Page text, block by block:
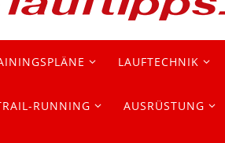
LAUFTECHNIK
RUNNING AUSRÜSTUNG